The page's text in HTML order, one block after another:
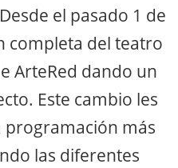
el pasado 1 de
completa del teatro
ArteRed dando un
Este cambio les
más
las diferentes